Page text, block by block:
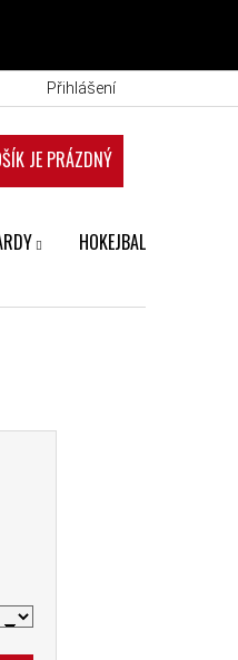
Přihlášení
KOŠÍK
HOKEJBAL